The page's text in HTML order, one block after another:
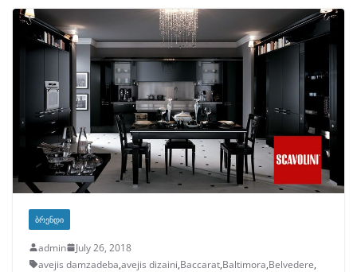
ᲑᲠᲔᲜᲓᲘ
admin
July 26, 2018
avejis damzadeba,avejis dizaini,Baccarat,Baltimora,Belvedere,